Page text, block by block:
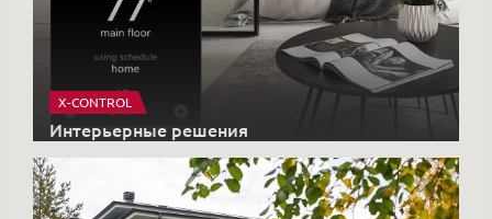
X-CONTROL
Интерьерные решения